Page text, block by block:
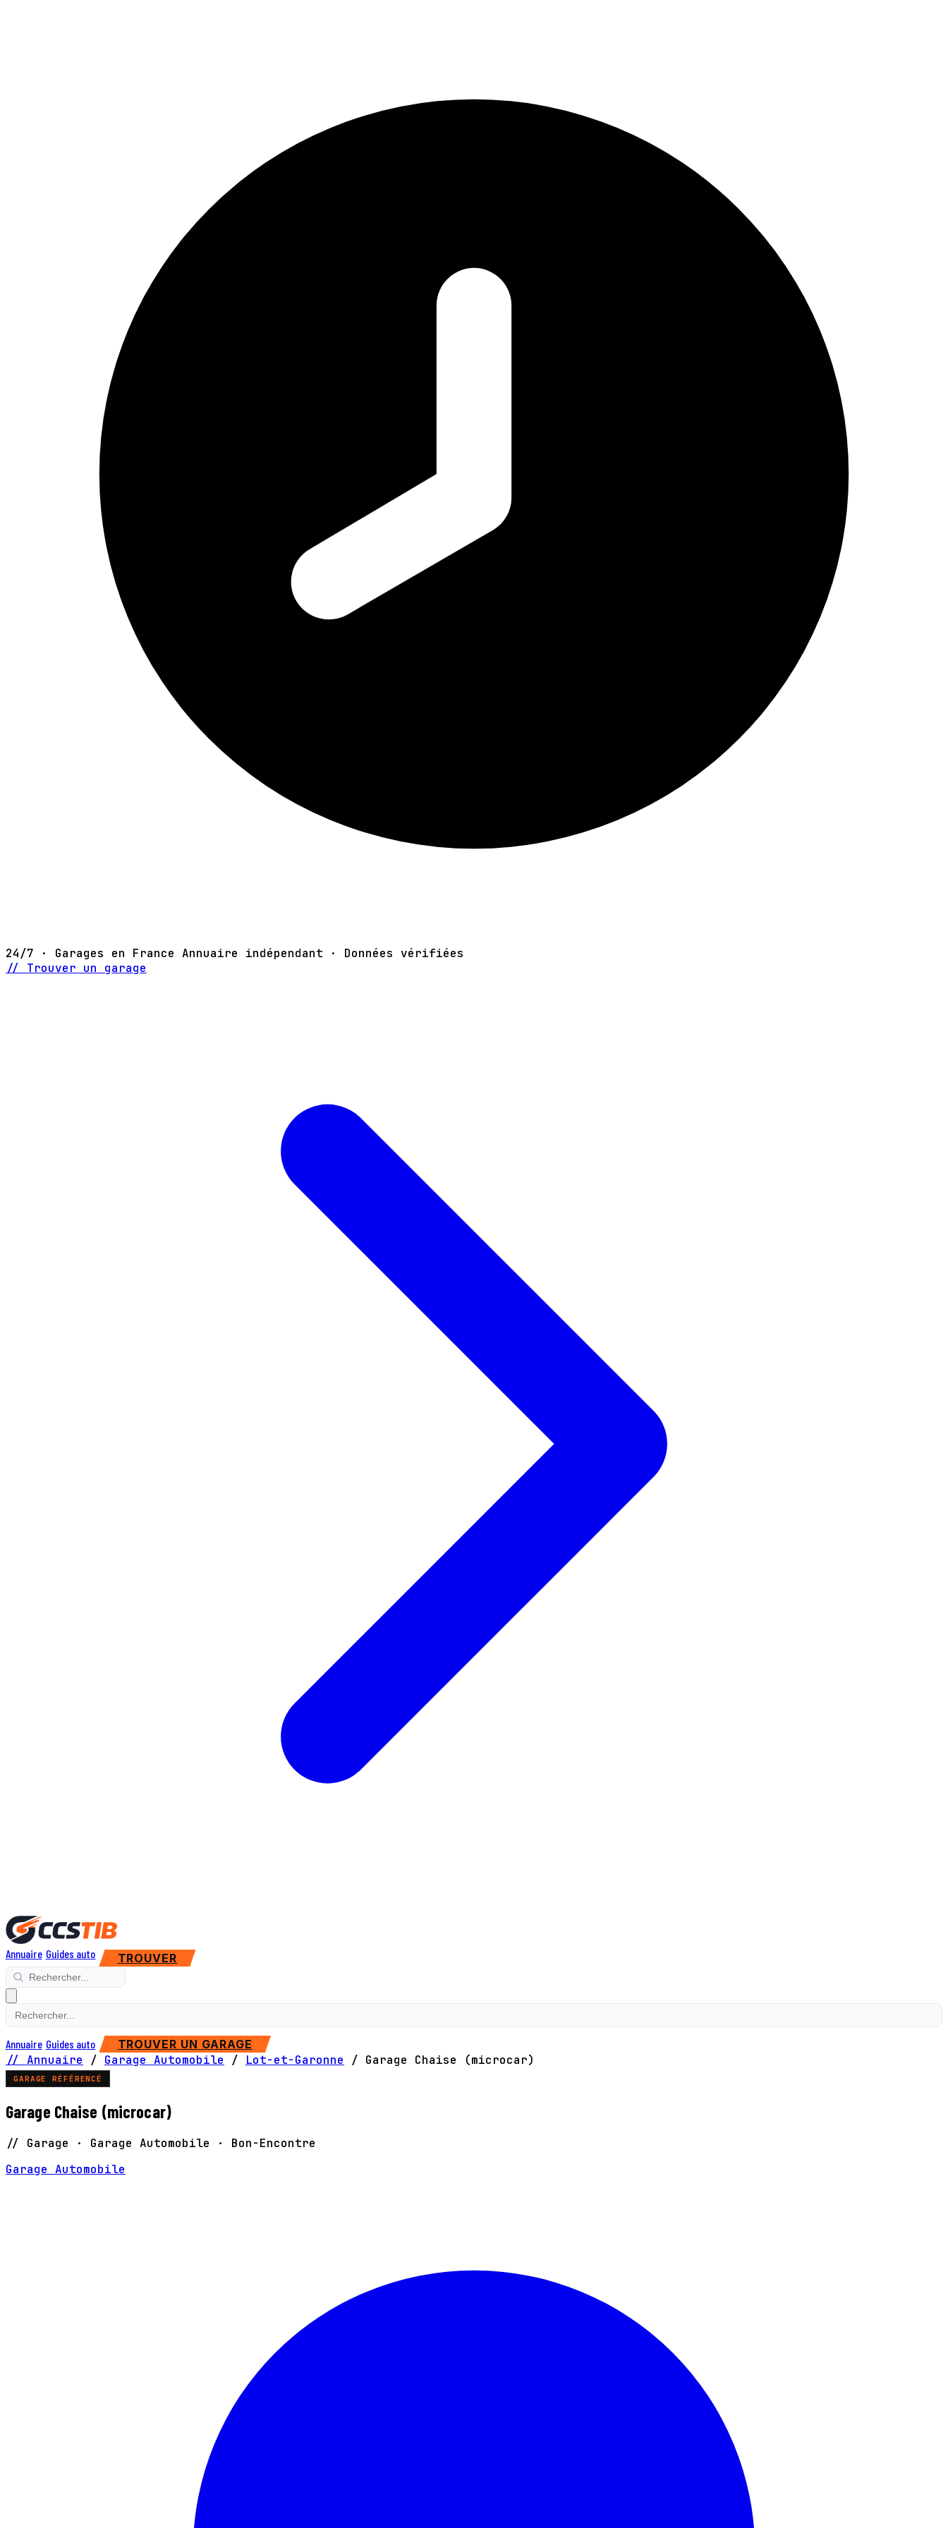
24/7 · Garages en France Annuaire indépendant · Données vérifiées
// Trouver un garage
Annuaire Guides auto TROUVER
Annuaire Guides auto TROUVER UN GARAGE
// Annuaire / Garage Automobile / Lot-et-Garonne / Garage Chaise (microcar)
GARAGE RÉFÉRENCÉ
Garage Chaise (microcar)
// Garage · Garage Automobile · Bon-Encontre
Garage Automobile